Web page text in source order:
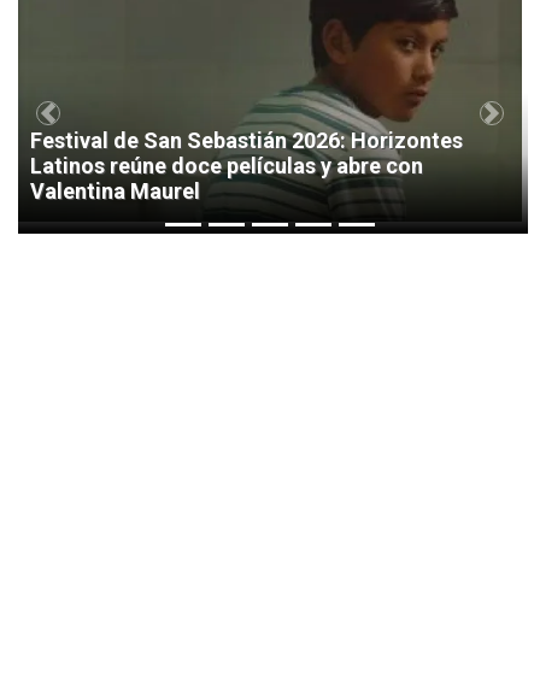
Festival de San Sebastián 2026: Horizontes
Latinos reúne doce películas y abre con
Valentina Maurel
Previous Next